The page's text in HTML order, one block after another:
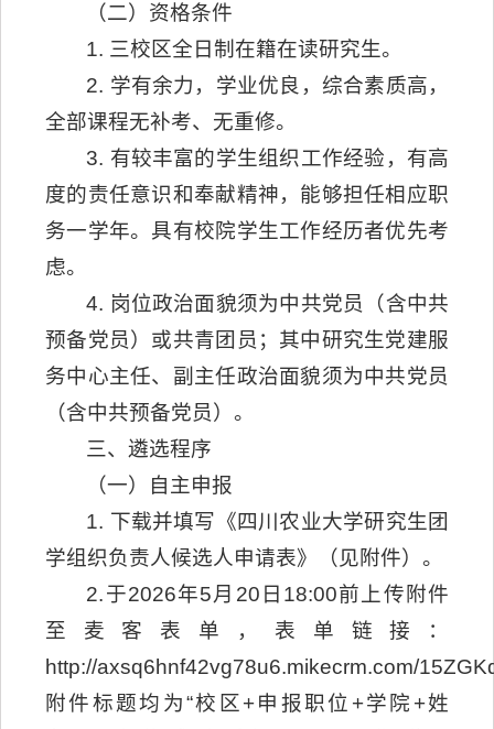
（二）资格条件
1. 三校区全日制在籍在读研究生。
2. 学有余力，学业优良，综合素质高，
全部课程无补考、无重修。
3. 有较丰富的学生组织工作经验，有高
度的责任意识和奉献精神，能够担任相应职
务一学年。具有校院学生工作经历者优先考
虑。
4. 岗位政治面貌须为中共党员（含中共
预备党员）或共青团员；其中研究生党建服
务中心主任、副主任政治面貌须为中共党员
（含中共预备党员）。
三、遴选程序
（一）自主申报
1. 下载并填写《四川农业大学研究生团
学组织负责人候选人申请表》（见附件）。
2.于2026年5月20日18:00前上传附件
至麦客表单，表单链接：
http://axsq6hnf42vg78u6.mikecrm.com/
附件标题均为“校区+申报职位+学院+姓